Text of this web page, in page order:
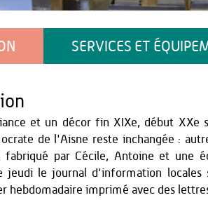
SERVICES ET
et un décor fin XIXe, début XXe
de l'Aisne reste inchangée :
fabriqué par Cécile, Antoine et une
jeudi le journal d'information
hebdomadaire imprimé avec des